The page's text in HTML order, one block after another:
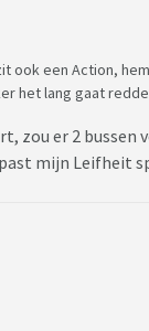
ook een Action,
het lang gaat
zou er 2 bussen
mijn Leifheit